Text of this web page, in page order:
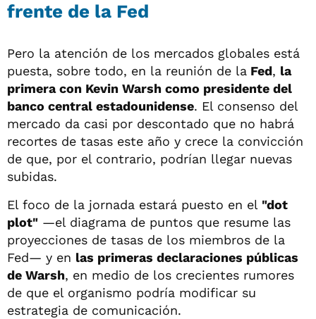
frente de la Fed
Pero la atención de los mercados globales está
puesta, sobre todo, en la reunión de la Fed, la
primera con Kevin Warsh como presidente del
banco central estadounidense. El consenso del
mercado da casi por descontado que no habrá
recortes de tasas este año y crece la convicción
de que, por el contrario, podrían llegar nuevas
subidas.
El foco de la jornada estará puesto en el "dot
plot" —el diagrama de puntos que resume las
proyecciones de tasas de los miembros de la
Fed— y en las primeras declaraciones públicas
de Warsh, en medio de los crecientes rumores
de que el organismo podría modificar su
estrategia de comunicación.